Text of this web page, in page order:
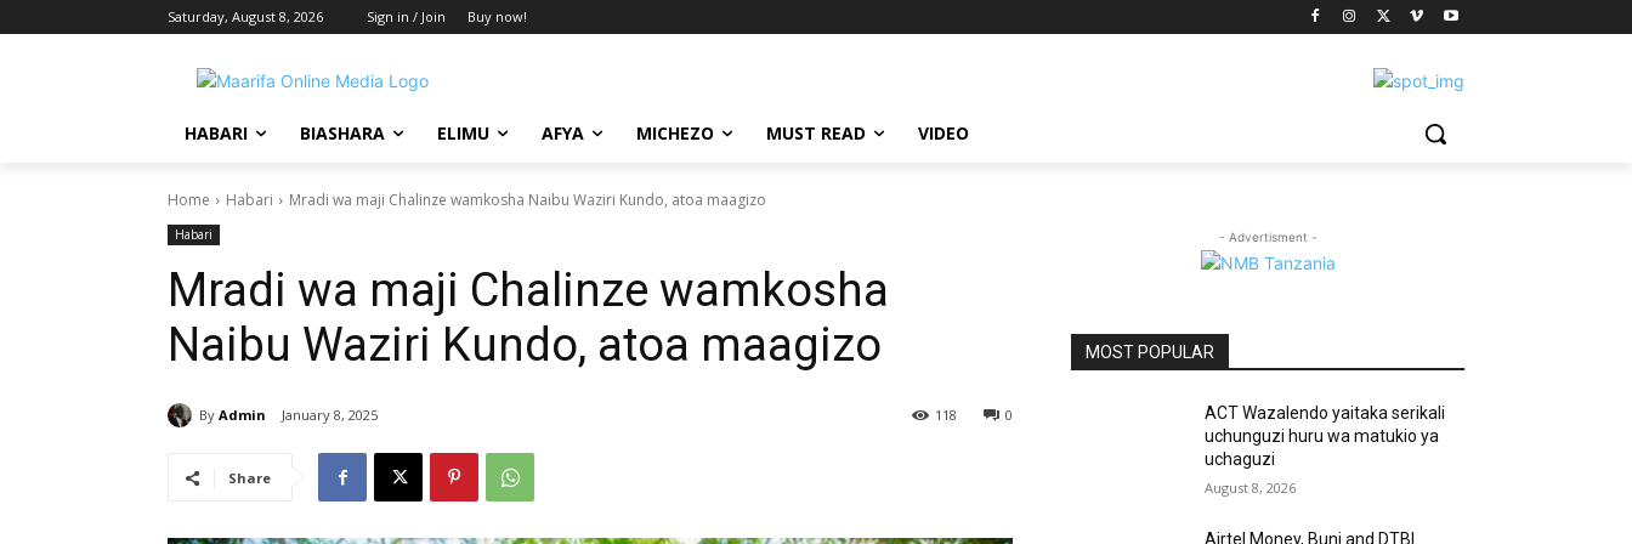
Saturday, August 8, 2026 Sign in / Join Buy now!
HABARI BIASHARA ELIMU AFYA MICHEZO MUST READ VIDEO
Home Habari Mradi wa maji Chalinze wamkosha Naibu Waziri Kundo, atoa maagizo
Habari
Mradi wa maji Chalinze wamkosha
Naibu Waziri Kundo, atoa maagizo
By Admin January 8, 2025 0
118
Share
- Advertisment -
MOST POPULAR
ACT Wazalendo yaitaka serikali
uchunguzi huru wa matukio ya
uchaguzi
August 8, 2026
Airtel Money, Buni and DTBI